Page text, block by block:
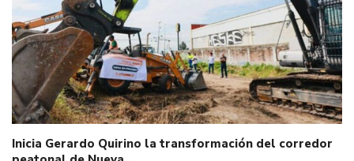
Inicia Gerardo Quirino la transformación del corredor